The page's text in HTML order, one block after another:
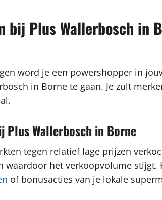
bij Plus Wallerbosch in
word je een powershopper in
in Borne te gaan. Je zult
Plus Wallerbosch in Borne
tegen relatief lage prijzen
waardoor het verkoopvolume
of bonusacties van je lokale